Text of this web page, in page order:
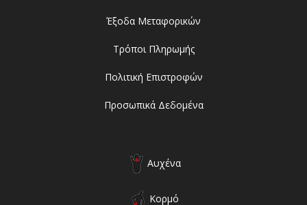
Έξοδα Μεταφορικών
Τρόποι Πληρωμής
Πολιτική Επιστροφών
Προσωπικά Δεδομένα
Αυχένα
Κορμό